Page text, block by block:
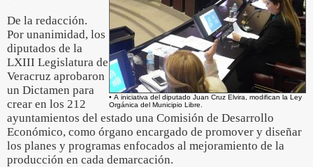
• A iniciativa del diputado Juan Cruz Elvira, modifican la Ley
Orgánica del Municipio Libre.
De la redacción.
Por unanimidad, los
diputados de la
LXIII Legislatura de
Veracruz aprobaron
un Dictamen para
crear en los 212
ayuntamientos del estado una Comisión de Desarrollo
Económico, como órgano encargado de promover y diseñar
los planes y programas enfocados al mejoramiento de la
producción en cada demarcación.